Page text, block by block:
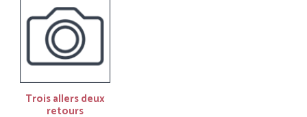
Trois allers deux
retours